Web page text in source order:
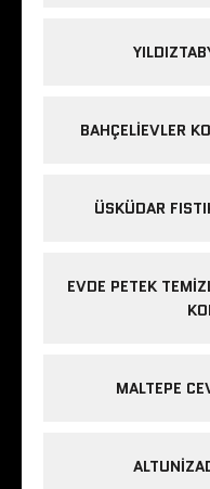
BAHÇELIEVLER
ÜSKÜDAR
EVDE PETEK
MALTEPE